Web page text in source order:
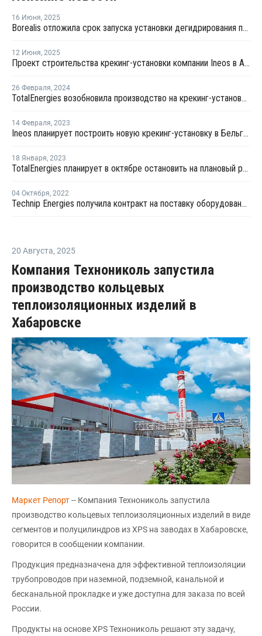
16 Июня, 2025
Borealis отложила срок запуска установки дегидрирования пропана в Бельгии
12 Июня, 2025
Проект строительства крекинг-установки компании Ineos в Антверпене завершен на 70%
26 Февраля, 2024
TotalEnergies возобновила производство на крекинг-установке в Антверпене
14 Февраля, 2023
Ineos планирует построить новую крекинг-установку в Бельгии
18 Января, 2023
TotalEnergies планирует в октябре остановить на плановый ремонт крекинг-установку в Антверпене
04 Октября, 2022
Technip Energies получила контракт на поставку оборудования для крекинг-установки INEOS
20 Августа, 2025
Компания Технониколь запустила
производство кольцевых
теплоизоляционных изделий в
Хабаровске
Маркет Репорт-- Компания Технониколь запустила
производство кольцевых теплоизоляционных изделий в виде
сегментов и полуцилиндров из XPS на заводах в Хабаровске,
говорится в сообщении компании.
Продукция предназначена для эффективной теплоизоляции
трубопроводов при наземной, подземной, канальной и
бесканальной прокладке и уже доступна для заказа по всей
России.
Продукты на основе XPS Технониколь решают эту задачу,